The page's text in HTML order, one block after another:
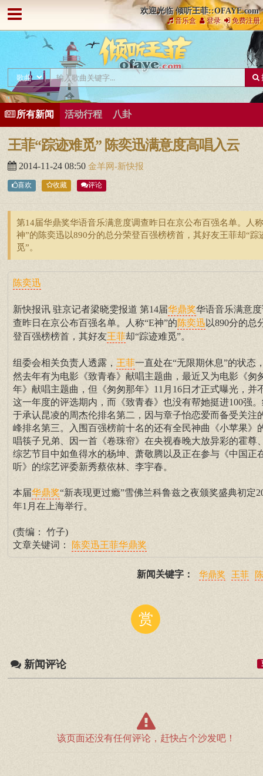
欢迎光临 倾听王菲::OFAYE.com
音乐盒 登录 免费注册
所有新闻 活动行程 八卦
王菲“踪迹难觅” 陈奕迅满意度高唱入云
2014-11-24 08:50 金羊网-新快报
喜欢 收藏 评论
第14届华鼎奖华语音乐满意度调查昨日在京公布百强名单。人
神”的陈奕迅以890分的总分荣登百强榜榜首，其好友王菲却“踪
觅”。
陈奕迅
新快报讯 驻京记者梁晓雯报道 第14届华鼎奖华语音乐满意
查昨日在京公布百强名单。人称“E神”的陈奕迅 以890分的总
登百强榜榜首，其好友王菲却“踪迹难觅”。
组委会相关负责人透露， 王菲一直处在“无限期休息”的状态
然去年有为电影《致青春》献唱主题曲，最近又为电影《匆
年》献唱主题曲，但《匆匆那年》11月16日才正式曝光，并
这一年度的评选期内，而《致青春》也没有帮她挺进100强
于承认昆凌的周杰伦排名第二，因与章子怡恋爱而备受关注
峰排名第三。入围百强榜前十名的还有全民神曲《小苹果》
唱筷子兄弟、因一首《卷珠帘》在央视春晚大放异彩的霍尊
综艺节目中如鱼得水的杨坤、萧敬腾以及正在参与《中国正
听》的综艺评委新秀蔡依林、李宇春。
本届华鼎奖“新表现更过瘾”雪佛兰科鲁兹之夜颁奖盛典初定
年1月在上海举行。
(责编： 竹子)
文章关键词：
陈奕迅王菲华鼎奖
新闻关键字： 华鼎奖 王菲
赏
新闻评论
该页面还没有任何评论，赶快占个沙发吧！